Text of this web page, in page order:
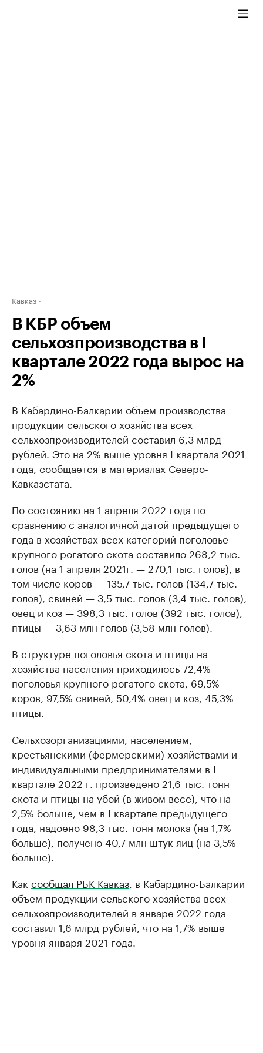
Кавказ
В КБР объем
сельхозпроизводства в I
квартале 2022 года вырос на
2%
В Кабардино-Балкарии объем производства
продукции сельского хозяйства всех
сельхозпроизводителей составил 6,3 млрд
рублей. Это на 2% выше уровня I квартала 2021
года, сообщается в материалах Северо-
Кавказстата.
По состоянию на 1 апреля 2022 года по
сравнению с аналогичной датой предыдущего
года в хозяйствах всех категорий поголовье
крупного рогатого скота составило 268,2 тыс.
голов (на 1 апреля 2021г. — 270,1 тыс. голов), в
том числе коров — 135,7 тыс. голов (134,7 тыс.
голов), свиней — 3,5 тыс. голов (3,4 тыс. голов),
овец и коз — 398,3 тыс. голов (392 тыс. голов),
птицы — 3,63 млн голов (3,58 млн голов).
В структуре поголовья скота и птицы на
хозяйства населения приходилось 72,4%
поголовья крупного рогатого скота, 69,5%
коров, 97,5% свиней, 50,4% овец и коз, 45,3%
птицы.
Сельхозорганизациями, населением,
крестьянскими (фермерскими) хозяйствами и
индивидуальными предпринимателями в I
квартале 2022 г. произведено 21,6 тыс. тонн
скота и птицы на убой (в живом весе), что на
2,5% больше, чем в I квартале предыдущего
года, надоено 98,3 тыс. тонн молока (на 1,7%
больше), получено 40,7 млн штук яиц (на 3,5%
больше).
Как сообщал РБК Кавказ , в Кабардино-Балкарии
объем продукции сельского хозяйства всех
сельхозпроизводителей в январе 2022 года
составил 1,6 млрд рублей, что на 1,7% выше
уровня января 2021 года.